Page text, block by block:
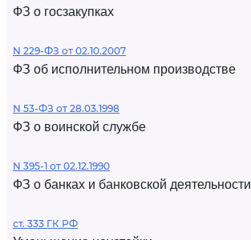
ФЗ о госзакупках
N 229-ФЗ от 02.10.2007
ФЗ об исполнительном производстве
N 53-ФЗ от 28.03.1998
ФЗ о воинской службе
N 395-1 от 02.12.1990
ФЗ о банках и банковской деятельности
ст. 333 ГК РФ